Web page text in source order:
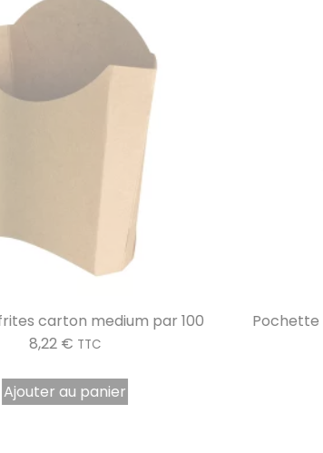
tacos carton déchirable kraft par 100
21,29
Ajouter au panier